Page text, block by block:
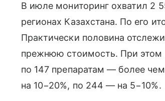
В июле мониторинг охватил 2
регионах Казахстана. По его
Практически половина
прежнюю стоимость. При этом
по 147 препаратам — более
на 10−20%, по 244 — на 5−10%.